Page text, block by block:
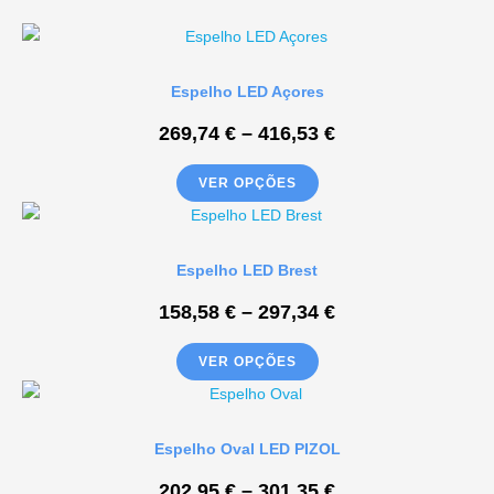
Espelho LED Açores
269,74 € – 416,53 €
VER OPÇÕES
Espelho LED Brest
158,58 € – 297,34 €
VER OPÇÕES
Espelho Oval LED PIZOL